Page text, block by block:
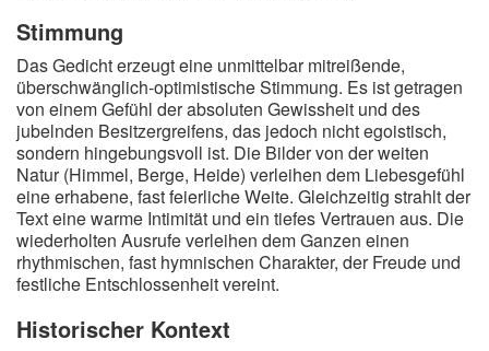
Stimmung
Das Gedicht erzeugt eine unmittelbar mitreißende,
überschwänglich-optimistische Stimmung. Es ist getragen
von einem Gefühl der absoluten Gewissheit und des
jubelnden Besitzergreifens, das jedoch nicht egoistisch,
sondern hingebungsvoll ist. Die Bilder von der weiten
Natur (Himmel, Berge, Heide) verleihen dem Liebesgefühl
eine erhabene, fast feierliche Weite. Gleichzeitig strahlt der
Text eine warme Intimität und ein tiefes Vertrauen aus. Die
wiederholten Ausrufe verleihen dem Ganzen einen
rhythmischen, fast hymnischen Charakter, der Freude und
festliche Entschlossenheit vereint.
Historischer Kontext